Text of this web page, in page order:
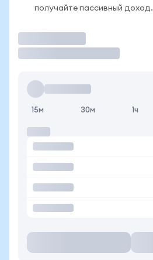
получайте пассивный доход.
15м 30м 1ч